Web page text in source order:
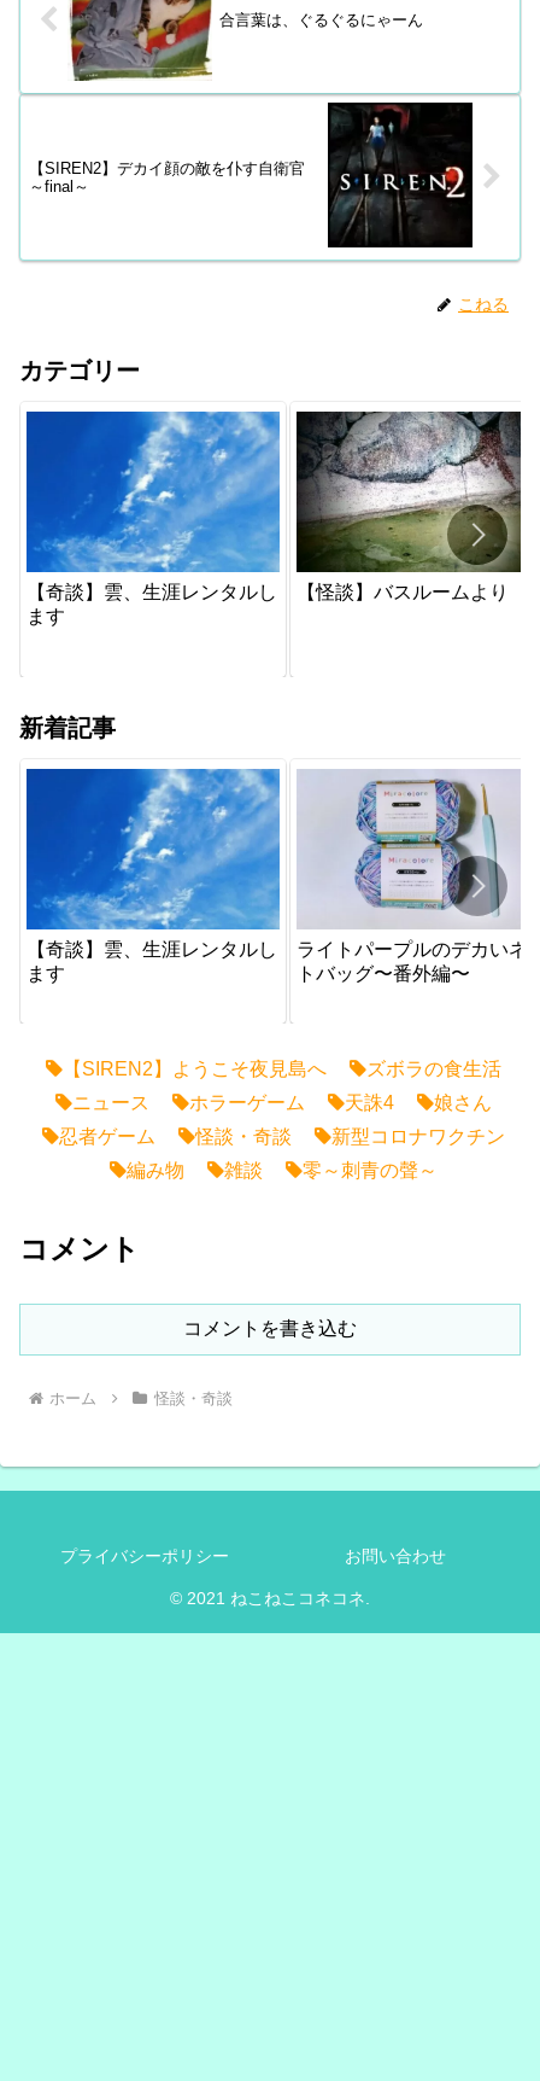
合言葉は、ぐるぐるにゃーん
【SIREN2】デカイ顔の敵を仆す自衛官
～final～
こねる
カテゴリー
【奇談】雲、生涯レンタルし
ます
【怪談】バスルームより
新着記事
【奇談】雲、生涯レンタルし
ます
ライトパープルのデカいネ
トバッグ〜番外編〜
【SIREN2】ようこそ夜見島へ
ズボラの食生活
ニュース
ホラーゲーム 天誅4
娘さん
忍者ゲーム
怪談・奇談
新型コロナワクチン
編み物
雑談 零～刺青の聲～
コメント
コメントを書き込む
ホーム 怪談・奇談
プライバシーポリシー お問い合わせ
© 2021 ねこねこコネコネ.